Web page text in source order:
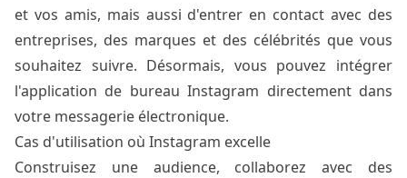
et vos amis, mais aussi d'entrer en contact avec des
entreprises, des marques et des célébrités que vous
souhaitez suivre. Désormais, vous pouvez intégrer
l'application de bureau Instagram directement dans
votre messagerie électronique.
Cas d'utilisation où Instagram excelle
Construisez une audience, collaborez avec des